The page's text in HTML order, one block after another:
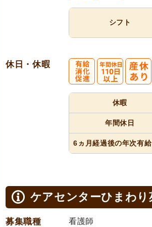
シフト
休日・休暇
休暇
年間休日
6ヵ月経過後の年次有
ケアセンターひまわり
募集職種 看護師